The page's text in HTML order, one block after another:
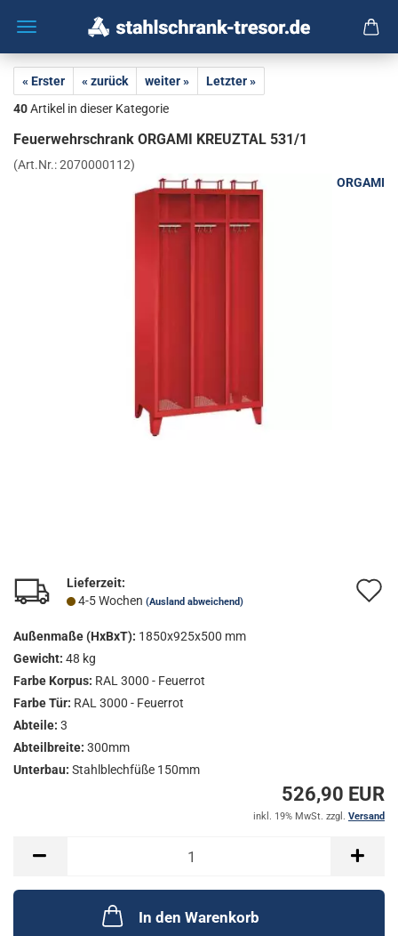
« Erster « zurück weiter »
Letzter »
40Artikel in dieser Kategorie
Feu­er­wehr­schrank OR­GA­MI KREUZ­TAL 531/1
(Art.Nr.:2070000112)
ORGAMI
Lieferzeit:
4-5 Wochen (Ausland abweichend)
Außenmaße (HxBxT): 1850x925x500 mm
Gewicht: 48 kg
Farbe Korpus: RAL 3000 - Feuerrot
Farbe Tür: RAL 3000 - Feuerrot
Abteile: 3
Abteilbreite: 300mm
Unterbau: Stahlblechfüße 150mm
526,90 EUR
inkl. 19% MwSt. zzgl. Versand
In den Warenkorb